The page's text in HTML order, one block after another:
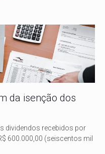
da isenção dos
dividendos recebidos por
600.000,00 (seiscentos mil